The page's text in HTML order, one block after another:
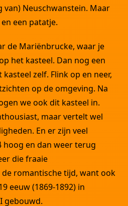
van) Neuschwanstein. Maar
een patatje.
de Mariënbrucke, waar je
het kasteel. Dan nog een
zelf. Flink op en neer,
op de omgeving. Na
we ook dit kasteel in.
maar vertelt wel
En er zijn veel
en dan weer terug
die fraaie
romantische tijd, want ook
eeuw (1869-1892) in
gebouwd.